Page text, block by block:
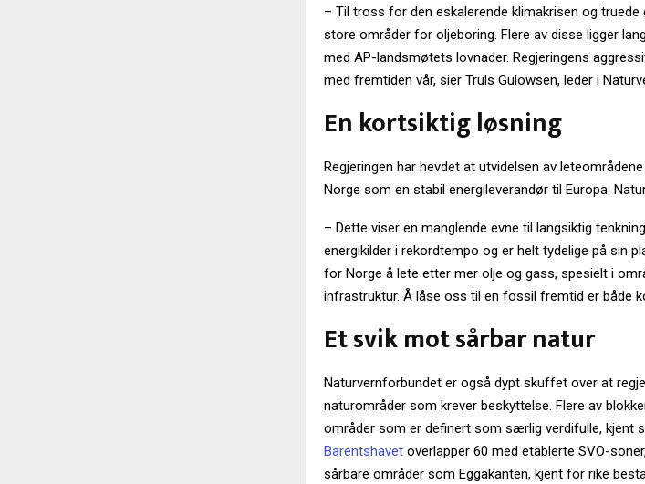
– Til tross for den eskalerende klimakrisen og
store områder for oljeboring. Flere av disse ligger
med AP-landsmøtets lovnader. Regjeringens
med fremtiden vår, sier Truls Gulowsen, leder i
En kortsiktig løsning
Regjeringen har hevdet at utvidelsen av
Norge som en stabil energileverandør til Europa.
– Dette viser en manglende evne til langsiktig
energikilder i rekordtempo og er helt tydelige på sin
for Norge å lete etter mer olje og gass, spesielt i
infrastruktur. Å låse oss til en fossil fremtid er både
Et svik mot sårbar natur
Naturvernforbundet er også dypt skuffet over at
naturområder som krever beskyttelse. Flere av
områder som er definert som særlig verdifulle, kjent
Barentshavet overlapper 60 med etablerte SVO-
sårbare områder som Eggakanten, kjent for rike